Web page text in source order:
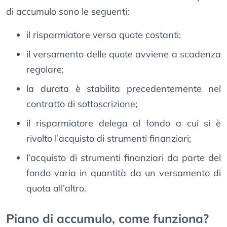
di accumulo sono le seguenti:
il risparmiatore versa quote costanti;
il versamento delle quote avviene a scadenza
regolare;
la durata è stabilita precedentemente nel
contratto di sottoscrizione;
il risparmiatore delega al fondo a cui si è
rivolto l’acquisto di strumenti finanziari;
l’acquisto di strumenti finanziari da parte del
fondo varia in quantità da un versamento di
quota all’altro.
Piano di accumulo, come funziona?